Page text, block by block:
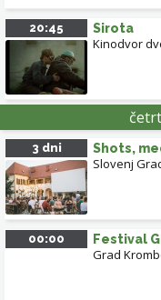
20:45 Sirota
Kinodvor
3 dni Shots,
Slovenj
00:00 Festival
Grad